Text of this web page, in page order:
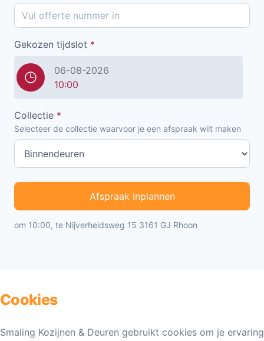
Gekozen tijdslot *
06-08-2026
10:00
Collectie *
Selecteer de collectie waarvoor je een afspraak wilt maken
Afspraak inplannen
om 10:00, te Nijverheidsweg 15 3161 GJ Rhoon
Cookies
Smaling Kozijnen & Deuren gebruikt cookies om je ervaring